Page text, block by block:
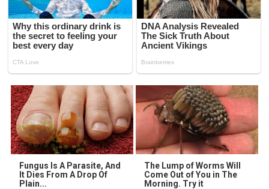
Fungus Is A Parasite, And
It Dies From A Drop Of
Plain...
The Lump of Worms Will
Come Out of You in The
Morning. Try it